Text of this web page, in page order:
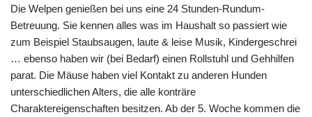
Die Welpen genießen bei uns eine 24 Stunden-Rundum-
Betreuung. Sie kennen alles was im Haushalt so passiert wie
zum Beispiel Staubsaugen, laute & leise Musik, Kindergeschrei
… ebenso haben wir (bei Bedarf) einen Rollstuhl und Gehhilfen
parat. Die Mäuse haben viel Kontakt zu anderen Hunden
unterschiedlichen Alters, die alle konträre
Charaktereigenschaften besitzen. Ab der 5. Woche kommen die